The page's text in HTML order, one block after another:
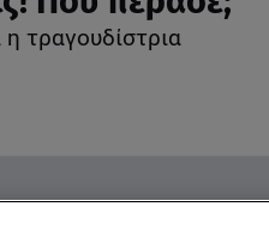
τραγουδίστρια